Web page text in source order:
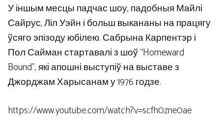
У іншым месцы падчас шоу, падобныя Майлі
Сайрус, Ліл Уэйн і больш выкананы на працягу
ўсяго эпізоду юбілею. Сабрына Карпентэр і
Пол Сайман стартавалі з шоў “Homeward
Bound”, які апошні выступіў на выставе з
Джорджам Харысанам у 1976 годзе.
https://www.youtube.com/watch?v=scfh0zne0ae